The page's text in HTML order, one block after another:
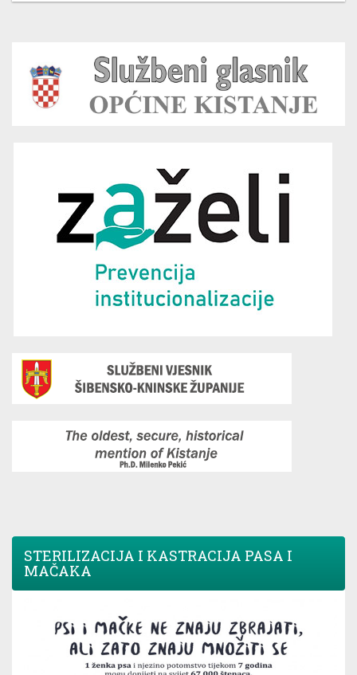
STERILIZACIJA I KASTRACIJA PASA I
MAČAKA